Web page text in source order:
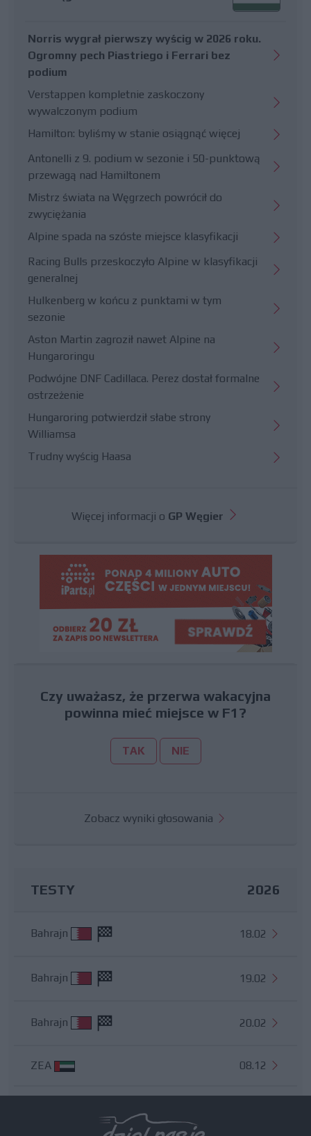
Norris wygrał pierwszy wyścig w 2026 roku.
Ogromny pech Piastriego i Ferrari bez
podium
Verstappen kompletnie zaskoczony
wywalczonym podium
Hamilton: byliśmy w stanie osiągnąć więcej
Antonelli z 9. podium w sezonie i 50-punktową
przewagą nad Hamiltonem
Mistrz świata na Węgrzech powrócił do
zwyciężania
Alpine spada na szóste miejsce klasyfikacji
Racing Bulls przeskoczyło Alpine w klasyfikacji
generalnej
Hulkenberg w końcu z punktami w tym
sezonie
Aston Martin zagroził nawet Alpine na
Hungaroringu
Podwójne DNF Cadillaca. Perez dostał formalne
ostrzeżenie
Hungaroring potwierdził słabe strony
Williamsa
Trudny wyścig Haasa
Więcej informacji o GP Węgier
Czy uważasz, że przerwa wakacyjna
powinna mieć miejsce w F1?
TAK NIE
Zobacz wyniki głosowania
TESTY 2026
Bahrajn 18.02
Bahrajn 19.02
Bahrajn 20.02
ZEA 08.12